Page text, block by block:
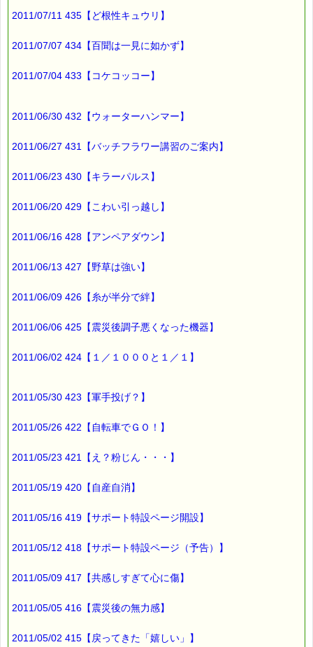
∞∞∞∞∞∞∞∞∞∞∞∞∞∞∞∞∞∞∞∞∞∞∞∞∞∞∞∞∞∞∞∞∞
応募など）していただいたお客様だけにお届けする限定配信メー
割引クーポン券のプレゼントや、耳より情報をいち早くお届け致
このメールマガジンのバックナンバーはこちらです
→https://pass-thyme.com/special/mailmaga.asp
バッチフラワー レメディに出会えて良かった！！
───────────────────────────────
バッチフラワーレメディ専門店＜ｅパスタイム＞
*****@pass-thyme.com
2011/07/11 435【ど根性キュウリ】
2011/07/07 434【百聞は一見に如かず】
2011/07/04 433【コケコッコー】
2011/06/30 432【ウォーターハンマー】
2011/06/27 431【バッチフラワー講習のご案内】
2011/06/23 430【キラーパルス】
2011/06/20 429【こわい引っ越し】
2011/06/16 428【アンペアダウン】
2011/06/13 427【野草は強い】
2011/06/09 426【糸が半分で絆】
2011/06/06 425【震災後調子悪くなった機器】
2011/06/02 424【１／１０００と１／１】
2011/05/30 423【軍手投げ？】
2011/05/26 422【自転車でＧＯ！】
2011/05/23 421【え？粉じん・・・】
2011/05/19 420【自産自消】
2011/05/16 419【サポート特設ページ開設】
2011/05/12 418【サポート特設ページ（予告）】
2011/05/09 417【共感しすぎて心に傷】
2011/05/05 416【震災後の無力感】
2011/05/02 415【戻ってきた「嬉しい」】